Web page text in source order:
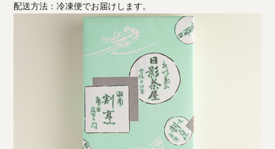
配送方法：冷凍便でお届けします。